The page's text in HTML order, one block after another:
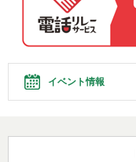
イベント情報